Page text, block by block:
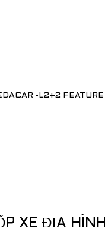
XE ĐỊA HÌNH